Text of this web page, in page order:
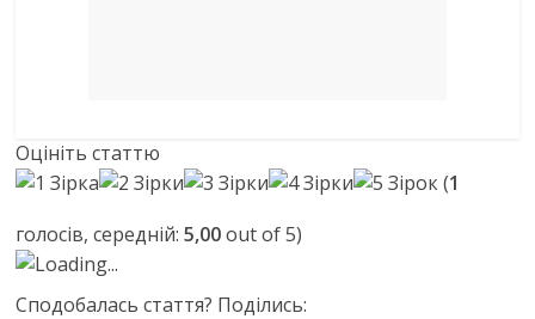
Оцініть статтю
(1
голосів, середній:5,00out of 5)
Loading...
Сподобалась стаття? Поділись: